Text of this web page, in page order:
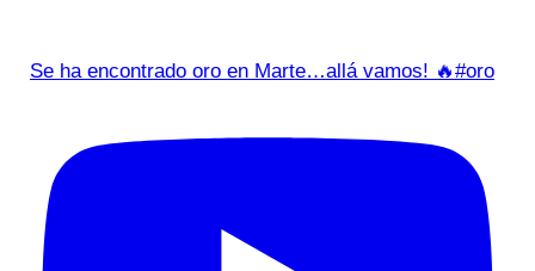
Se ha encontrado oro en Marte…allá vamos! 🔥#oro